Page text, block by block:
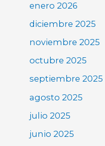
enero 2026
diciembre 2025
noviembre 2025
octubre 2025
septiembre 2025
agosto 2025
julio 2025
junio 2025